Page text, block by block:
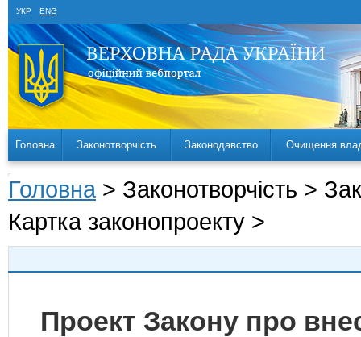
УКР ENG
Головна Законотворчість Законодавство Очищення
Головна > Законотворчість >
Картка законопроекту >
Проект Закону про